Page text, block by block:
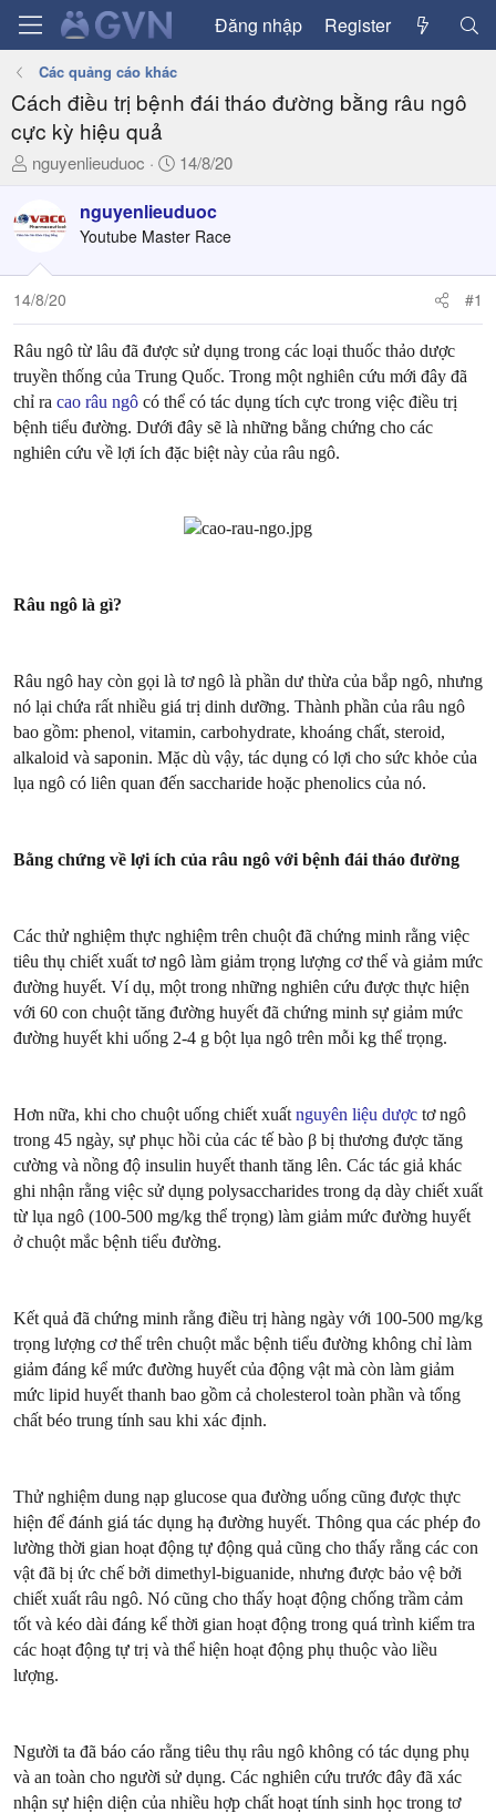
Đăng nhập Register
Các quảng cáo khác
Cách điều trị bệnh đái tháo đường bằng râu ngô
cực kỳ hiệu quả
T
e
d
s
t
a
r
t
e
r
nguyenlieuduoc
N
à
y
ử
14/8/20
nguyenlieuduoc
Youtube Master Race
14/8/20 #1
Râu ngô từ lâu đã được sử dụng trong các loại thuốc thảo dược
truyền thống của Trung Quốc. Trong một nghiên cứu mới đây đã
chỉ ra cao râu ngô có thể có tác dụng tích cực trong việc điều trị
bệnh tiểu đường. Dưới đây sẽ là những bằng chứng cho các
nghiên cứu về lợi ích đặc biệt này của râu ngô.
Râu ngô là gì?
Râu ngô hay còn gọi là tơ ngô là phần dư thừa của bắp ngô, nhưng
nó lại chứa rất nhiều giá trị dinh dưỡng. Thành phần của râu ngô
bao gồm: phenol, vitamin, carbohydrate, khoáng chất, steroid,
alkaloid và saponin. Mặc dù vậy, tác dụng có lợi cho sức khỏe của
lụa ngô có liên quan đến saccharide hoặc phenolics của nó.
Bằng chứng về lợi ích của râu ngô với bệnh đái tháo đường
Các thử nghiệm thực nghiệm trên chuột đã chứng minh rằng việc
tiêu thụ chiết xuất tơ ngô làm giảm trọng lượng cơ thể và giảm mức
đường huyết. Ví dụ, một trong những nghiên cứu được thực hiện
với 60 con chuột tăng đường huyết đã chứng minh sự giảm mức
đường huyết khi uống 2-4 g bột lụa ngô trên mỗi kg thể trọng.
Hơn nữa, khi cho chuột uống chiết xuất nguyên liệu dược tơ ngô
trong 45 ngày, sự phục hồi của các tế bào β bị thương được tăng
cường và nồng độ insulin huyết thanh tăng lên. Các tác giả khác
ghi nhận rằng việc sử dụng polysaccharides trong dạ dày chiết xuất
từ lụa ngô (100-500 mg/kg thể trọng) làm giảm mức đường huyết
ở chuột mắc bệnh tiểu đường.
Kết quả đã chứng minh rằng điều trị hàng ngày với 100-500 mg/kg
trọng lượng cơ thể trên chuột mắc bệnh tiểu đường không chỉ làm
giảm đáng kể mức đường huyết của động vật mà còn làm giảm
mức lipid huyết thanh bao gồm cả cholesterol toàn phần và tổng
chất béo trung tính sau khi xác định.
Thử nghiệm dung nạp glucose qua đường uống cũng được thực
hiện để đánh giá tác dụng hạ đường huyết. Thông qua các phép đo
lường thời gian hoạt động tự động quả cũng cho thấy rằng các con
vật đã bị ức chế bởi dimethyl-biguanide, nhưng được bảo vệ bởi
chiết xuất râu ngô. Nó cũng cho thấy hoạt động chống trầm cảm
tốt và kéo dài đáng kể thời gian hoạt động trong quá trình kiểm tra
các hoạt động tự trị và thể hiện hoạt động phụ thuộc vào liều
lượng.
Người ta đã báo cáo rằng tiêu thụ râu ngô không có tác dụng phụ
và an toàn cho người sử dụng. Các nghiên cứu trước đây đã xác
nhận sự hiện diện của nhiều hợp chất hoạt tính sinh học trong tơ